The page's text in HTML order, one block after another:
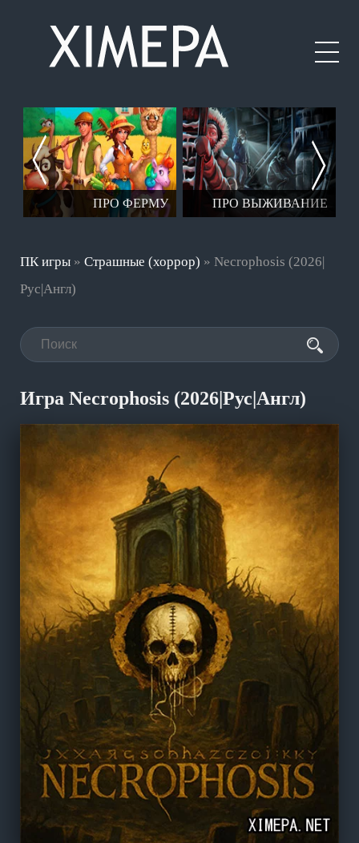
ПРО ФЕРМУ ПРО ВЫЖИВАНИЕ
ПК игры » Страшные (хоррор) » Necrophosis (2026|
Рус|Англ)
Игра Necrophosis (2026|Рус|Англ)